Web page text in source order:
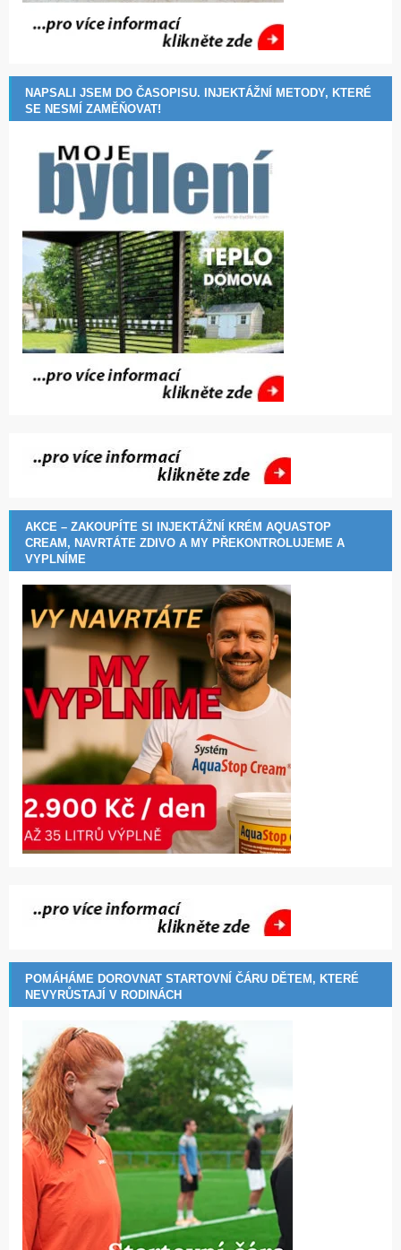
NAPSALI JSEM DO ČASOPISU. INJEKTÁŽNÍ METODY, KTERÉ
SE NESMÍ ZAMĚŇOVAT!
AKCE – ZAKOUPÍTE SI INJEKTÁŽNÍ KRÉM AQUASTOP
CREAM, NAVRTÁTE ZDIVO A MY PŘEKONTROLUJEME A
VYPLNÍME
POMÁHÁME DOROVNAT STARTOVNÍ ČÁRU DĚTEM, KTERÉ
NEVYRŮSTAJÍ V RODINÁCH